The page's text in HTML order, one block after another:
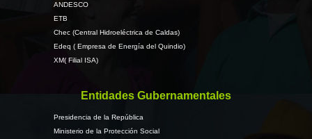
ANDESCO
ETB
Chec (Central Hidroeléctrica de Caldas)
Edeq ( Empresa de Energía del Quindio)
XM( Filial ISA)
Entidades Gubernamentales
Presidencia de la República
Ministerio de la Protección Social